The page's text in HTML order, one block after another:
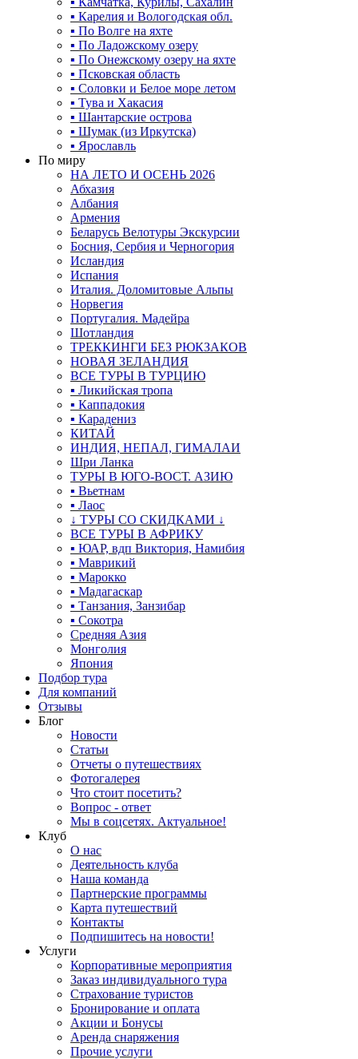
▪ Карелия и Вологодская обл.
▪ По Волге на яхте
▪ По Ладожскому озеру
▪ По Онежскому озеру на яхте
▪ Псковская область
▪ Соловки и Белое море летом
▪ Тува и Хакасия
▪ Шантарские острова
▪ Шумак (из Иркутска)
▪ Ярославль
По миру
НА ЛЕТО И ОСЕНЬ 2026
Абхазия
Албания
Армения
Беларусь Велотуры Экскурсии
Босния, Сербия и Черногория
Исландия
Испания
Италия. Доломитовые Альпы
Норвегия
Португалия. Мадейра
Шотландия
ТРЕККИНГИ БЕЗ РЮКЗАКОВ
НОВАЯ ЗЕЛАНДИЯ
ВСЕ ТУРЫ В ТУРЦИЮ
▪ Ликийская тропа
▪ Каппадокия
▪ Карадениз
КИТАЙ
ИНДИЯ, НЕПАЛ, ГИМАЛАИ
Шри Ланка
ТУРЫ В ЮГО-ВОСТ. АЗИЮ
▪ Вьетнам
▪ Лаос
↓ ТУРЫ СО СКИДКАМИ ↓
ВСЕ ТУРЫ В АФРИКУ
▪ ЮАР, вдп Виктория, Намибия
▪ Маврикий
▪ Марокко
▪ Мадагаскар
▪ Танзания, Занзибар
▪ Сокотра
Средняя Азия
Монголия
Япония
Подбор тура
Для компаний
Отзывы
Блог
Новости
Статьи
Отчеты о путешествиях
Фотогалерея
Что стоит посетить?
Вопрос - ответ
Мы в соцсетях. Актуальное!
Клуб
О нас
Деятельность клуба
Наша команда
Партнерские программы
Карта путешествий
Контакты
Подпишитесь на новости!
Услуги
Корпоративные мероприятия
Заказ индивидуального тура
Страхование туристов
Бронирование и оплата
Акции и Бонусы
Аренда снаряжения
Прочие услуги